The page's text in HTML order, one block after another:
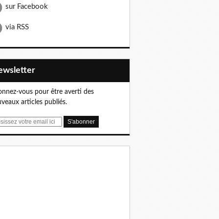
sur Facebook
via RSS
vous pour être averti des
articles publiés.